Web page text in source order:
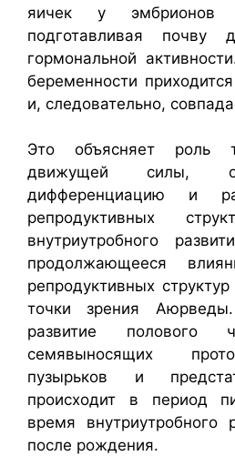
яичек у эмбрионов
подготавливая почву
гормональной
беременности
и, следовательно,
Это объясняет роль
движущей силы,
дифференциацию и
репродуктивных
внутриутробного
продолжающееся
репродуктивных
точки зрения
развитие полового
семявыносящих
пузырьков и
происходит в период
время внутриутробного
после рождения.